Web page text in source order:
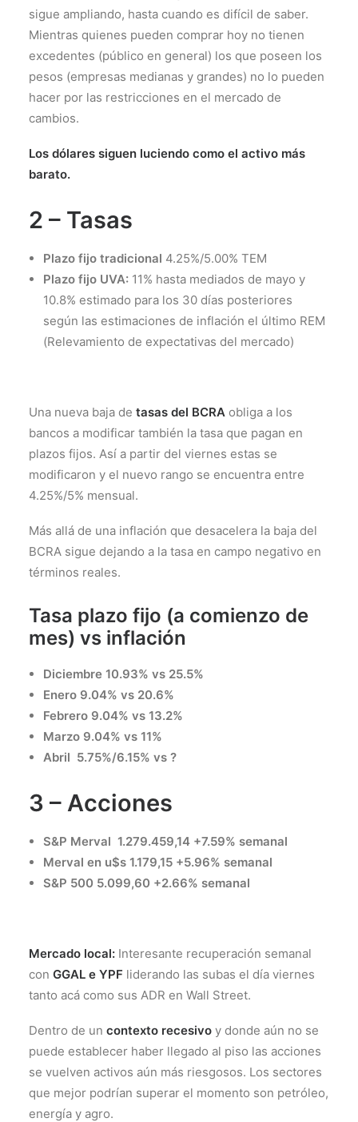
sigue ampliando, hasta cuando es difícil de saber.
Mientras quienes pueden comprar hoy no tienen
excedentes (público en general) los que poseen los
pesos (empresas medianas y grandes) no lo pueden
hacer por las restricciones en el mercado de
cambios.
Los dólares siguen luciendo como el activo más
barato.
2 – Tasas
Plazo fijo tradicional 4.25%/5.00% TEM
Plazo fijo UVA: 11% hasta mediados de mayo y
10.8% estimado para los 30 días posteriores
según las estimaciones de inflación el último REM
(Relevamiento de expectativas del mercado)
Una nueva baja de tasas del BCRA obliga a los
bancos a modificar también la tasa que pagan en
plazos fijos. Así a partir del viernes estas se
modificaron y el nuevo rango se encuentra entre
4.25%/5% mensual.
Más allá de una inflación que desacelera la baja del
BCRA sigue dejando a la tasa en campo negativo en
términos reales.
Tasa plazo fijo (a comienzo de
mes) vs inflación
Diciembre 10.93% vs 25.5%
Enero 9.04% vs 20.6%
Febrero 9.04% vs 13.2%
Marzo 9.04% vs 11%
Abril 5.75%/6.15% vs ?
3 – Acciones
S&P Merval 1.279.459,14 +7.59% semanal
Merval en u$s 1.179,15 +5.96% semanal
S&P 500 5.099,60 +2.66% semanal
Mercado local: Interesante recuperación semanal
con GGAL e YPF liderando las subas el día viernes
tanto acá como sus ADR en Wall Street.
Dentro de un contexto recesivo y donde aún no se
puede establecer haber llegado al piso las acciones
se vuelven activos aún más riesgosos. Los sectores
que mejor podrían superar el momento son petróleo,
energía y agro.